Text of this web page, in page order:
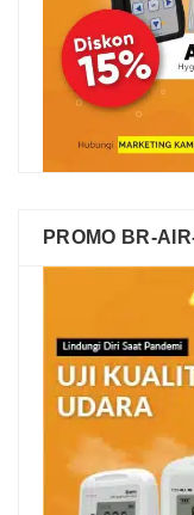
PROMO BR-